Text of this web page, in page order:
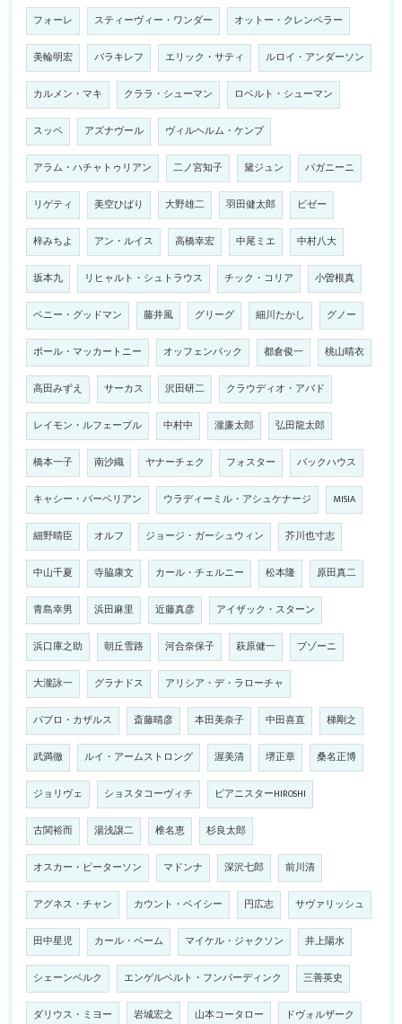
フォーレ スティーヴィー・ワンダー オットー・クレンペラー
美輪明宏 バラキレフ エリック・サティ ルロイ・アンダーソン
カルメン・マキ クララ・シューマン ロベルト・シューマン
スッペ アズナヴール ヴィルヘルム・ケンプ
アラム・ハチャトゥリアン 二ノ宮知子 黛ジュン パガニーニ
リゲティ 美空ひばり 大野雄二 羽田健太郎 ビゼー
梓みちよ アン・ルイス 高橋幸宏 中尾ミエ 中村八大
坂本九 リヒャルト・シュトラウス チック・コリア 小曽根真
ベニー・グッドマン 藤井風 グリーグ 細川たかし グノー
ポール・マッカートニー オッフェンバック 都倉俊一 桃山晴衣
高田みずえ サーカス 沢田研二 クラウディオ・アバド
レイモン・ルフェーブル 中村中 瀧廉太郎 弘田龍太郎
橋本一子 南沙織 ヤナーチェク フォスター バックハウス
キャシー・バーベリアン ウラディーミル・アシュケナージ MISIA
細野晴臣 オルフ ジョージ・ガーシュウィン 芥川也寸志
中山千夏 寺脇康文 カール・チェルニー 松本隆 原田真二
青島幸男 浜田麻里 近藤真彦 アイザック・スターン
浜口庫之助 朝丘雪路 河合奈保子 萩原健一 ブゾーニ
大瀧詠一 グラナドス アリシア・デ・ラローチャ
パブロ・カザルス 斎藤晴彦 本田美奈子 中田喜直 梯剛之
武満徹 ルイ・アームストロング 渥美清 堺正章 桑名正博
ジョリヴェ ショスタコーヴィチ ピアニスターHIROSHI
古関裕而 湯浅譲二 椎名恵 杉良太郎
オスカー・ピーターソン マドンナ 深沢七郎 前川清
アグネス・チャン カウント・ベイシー 円広志 サヴァリッシュ
田中星児 カール・ベーム マイケル・ジャクソン 井上陽水
シェーンベルク エンゲルベルト・フンパーディンク 三善英史
ダリウス・ミヨー 岩城宏之 山本コータロー ドヴォルザーク